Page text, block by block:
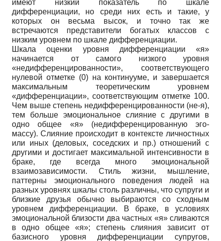
имеют низкий показатель по шкале
дифференциации, но среди них есть и такие, у
которых он весьма высок, и точно так же
встречаются представители богатых классов с
низким уровнем по шкале дифференциации.
Шкала оценки уровня дифференциации «я»
начинается от самого низкого уровня
«недифференцированности», соответствующего
нулевой отметке (0) на континууме, и завершается
максимальным теоретическим уровнем
«дифференциации», соответствующим отметке 100.
Чем выше степень недифференцированности (не-я),
тем больше эмоциональное слияние с другими в
одно общее «я» (недифференцированную эго-
массу). Слияние происходит в контексте личностных
или иных (деловых, соседских и пр.) отношений с
другими и достигает максимальной интенсивности в
браке, где всегда много эмоциональной
взаимозависимости. Стиль жизни, мышление,
паттерны эмоционального поведения людей на
разных уровнях шкалы столь различны, что супруги и
близкие друзья обычно выбираются со сходным
уровнем дифференциации. В браке, в условиях
эмоциональной близости два частных «я» сливаются
в одно общее «я»; степень слияния зависит от
базисного уровня дифференциации супругов,